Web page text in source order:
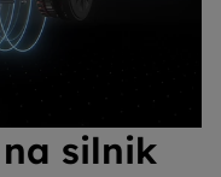
silnik